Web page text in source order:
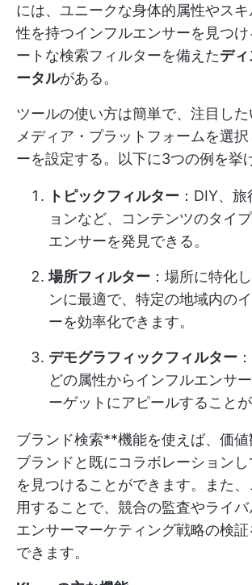
には、ユニークな身体的属性やス
性を持つインフルエンサーを見つ
ートな検索フィルターを備えたデ
ータルがある。
ツールの使い方は簡単で、注目し
メディア・プラットフォームを選
ーを設定する。以下に3つの例を挙
トピックフィルター ：DIY、
ョンなど、コンテンツのタイ
エンサーを発見できる。
場所フィルター ：場所に特化
ンに最適で、特定の地域内の
ーを効率化できます。
デモグラフィックフィルター
どの属性からインフルエンサ
ーゲットにアピールすることが
ブランド検索**機能を使えば、価値
ブランドと既にコラボレーション
を見つけることができます。また
用することで、競合の監査やライ
エンサーマーケティング戦略の検
できます。